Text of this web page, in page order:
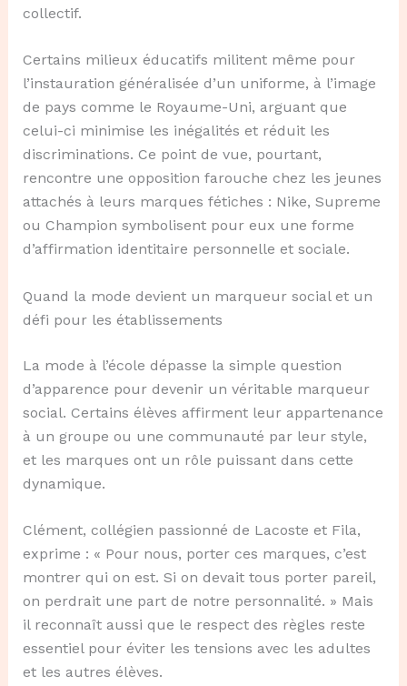
collectif.
Certains milieux éducatifs militent même pour
l’instauration généralisée d’un uniforme, à l’image
de pays comme le Royaume-Uni, arguant que
celui-ci minimise les inégalités et réduit les
discriminations. Ce point de vue, pourtant,
rencontre une opposition farouche chez les jeunes
attachés à leurs marques fétiches : Nike, Supreme
ou Champion symbolisent pour eux une forme
d’affirmation identitaire personnelle et sociale.
Quand la mode devient un marqueur social et un
défi pour les établissements
La mode à l’école dépasse la simple question
d’apparence pour devenir un véritable marqueur
social. Certains élèves affirment leur appartenance
à un groupe ou une communauté par leur style,
et les marques ont un rôle puissant dans cette
dynamique.
Clément, collégien passionné de Lacoste et Fila,
exprime : « Pour nous, porter ces marques, c’est
montrer qui on est. Si on devait tous porter pareil,
on perdrait une part de notre personnalité. » Mais
il reconnaît aussi que le respect des règles reste
essentiel pour éviter les tensions avec les adultes
et les autres élèves.